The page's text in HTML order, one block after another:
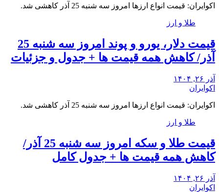
اکوایران: قیمت انواع ارزها امروز سه شنبه 25 آذر کاهشی شد.
طلا و ارز
قیمت دلار، یورو و پوند امروز سه شنبه 25
آذر/ کاهش همه قیمت ها + جدول و جزئیات
آذر ۲۶, ۱۴۰۴
اکوایران
اکوایران: قیمت انواع ارزها امروز سه شنبه 25 آذر کاهشی شد.
طلا و ارز
قیمت طلا و سکه امروز سه شنبه 25 آذر/
کاهش همه قیمت ها + جدول کامل
آذر ۲۶, ۱۴۰۴
اکوایران